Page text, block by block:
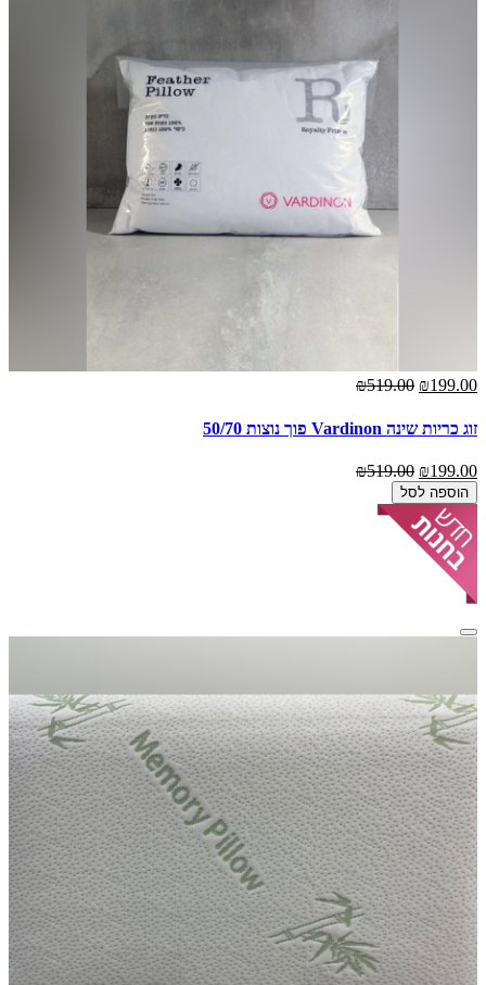
₪199.00
₪519.00
זוג כריות שינה Vardinon פוך נוצות 50/70
₪199.00
₪519.00
הוספה לסל